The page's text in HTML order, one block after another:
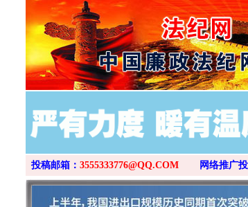
投稿邮箱： 3555333776@QQ.COM 网络推广